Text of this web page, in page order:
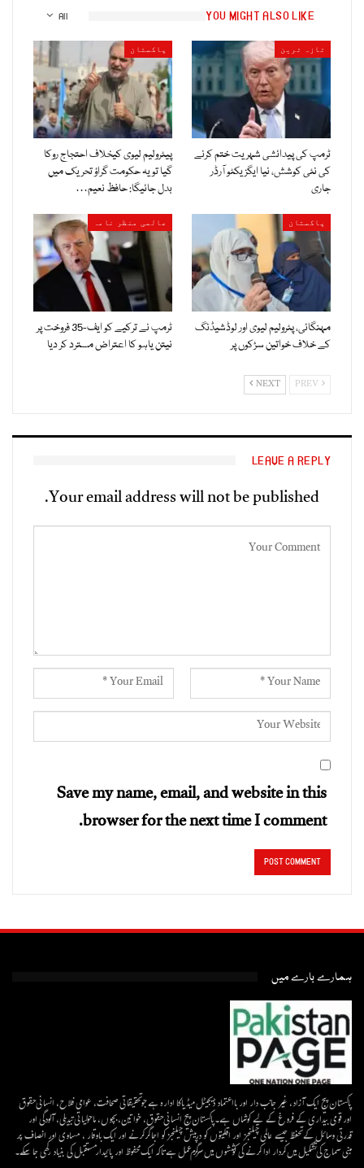
All YOU MIGHT ALSO LIKE
تازہ ترین
ٹرمپ کی پیدائشی شہریت ختم کرنے
کی نئی کوشش، نیا ایگزیکٹو آرڈر
جاری
پاکستان
پیٹرولیم لیوی کیخلاف احتجاج روکا
گیا تو یہ حکومت گراؤ تحریک میں
بدل جائیگا: حافظ نعیم…
پاکستان
مہنگائی، پٹرولیم لیوی اور لوڈشیڈنگ
کے خلاف خواتین سڑکوں پر
عالمی منظر نامہ
ٹرمپ نے ترکیے کو ایف-35 فروخت پر
نیتن یاہو کا اعتراض مسترد کر دیا
NEXT
LEAVE A REPLY
Your email address will not be published.
Save my name, email, and website in this
browser for the next time I comment.
ہمارے بارے میں
پاکستان پیج ایک آزاد، غیر جانب دار اور بااعتماد ڈیجیٹل میڈیاکا ادارہ ہے جو تحقیقاتی صحافت، عوامی فلاح، انسانی حقوق
اور قومی بیداری کے فروغ کے لیے کوشاں ہے۔پاکستان پیج انسانی حقوق، خواتین، بچوں، ماحولیاتی تبدیلی، آلودگی اور
قدرتی وسائل کے تحفظ جیسے عالمی چیلنجز اور اقلیتوں کو درپیش چیلنجز کو اجاگر کرنے اور ایک باوقار ، مساوی اور انصاف پر
مبنی سماج کی تشکیل میں کردار ادا کرنے کی کوششوں میں سرگرم عمل ہےتاکہ ایک محفوظ اور پائیدار مستقبل کی بنیاد رکھی جا سکے۔